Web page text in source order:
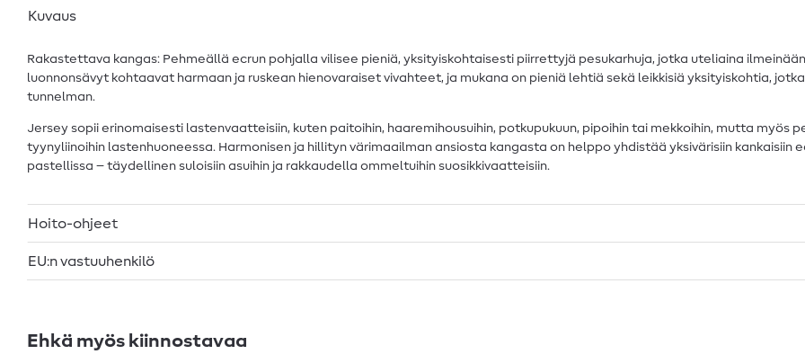
Kuvaus
Rakastettava kangas: Pehmeällä ecrun pohjalla vilisee pieniä, yksityiskohtaisesti piirrettyjä pesukarhuja, jotka uteliaina
luonnonsävyt kohtaavat harmaan ja ruskean hienovaraiset vivahteet, ja mukana on pieniä lehtiä sekä leikkisiä yksityiskohtia,
tunnelman.
Jersey sopii erinomaisesti lastenvaatteisiin, kuten paitoihin, haaremihousuihin, potkupukuun, pipoihin tai mekkoihin, mutta myös
tyynyliinoihin lastenhuoneessa. Harmonisen ja hillityn värimaailman ansiosta kangasta on helppo yhdistää yksivärisiin kankaisiin
pastellissa – täydellinen suloisiin asuihin ja rakkaudella ommeltuihin suosikkivaatteisiin.
Hoito-ohjeet
EU:n vastuuhenkilö
Ehkä myös kiinnostavaa